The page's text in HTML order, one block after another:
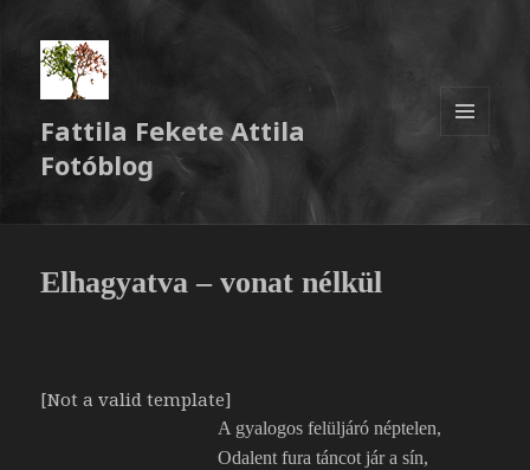
Fattila Fekete Attila
Fotóblog
Elhagyatva – vonat nélkül
[Not a valid template]
A gyalogos felüljáró néptelen,
Odalent fura táncot jár a sín,